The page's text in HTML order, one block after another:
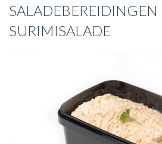
SALADEBEREIDINGEN
SURIMISALADE